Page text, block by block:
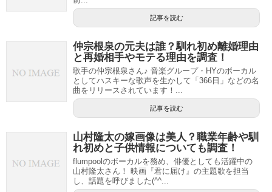
記事を読む
仲宗根泉の元夫は誰？馴れ初め離婚理由
と再婚相手やモテる理由を調査！
歌手の仲宗根泉さん♪ 音楽グループ・HYのボーカル
としてハスキーな歌声を生かして「366日」などの名
曲をリリースされています！...
記事を読む
山村隆太の嫁画像は美人？職業年齢や馴
れ初めと子供情報についても調査！
flumpoolのボーカルを務め、俳優としても活躍中の
山村隆太さん！ 映画『君に届け』の主題歌を担当
し、話題を呼びました(^^...